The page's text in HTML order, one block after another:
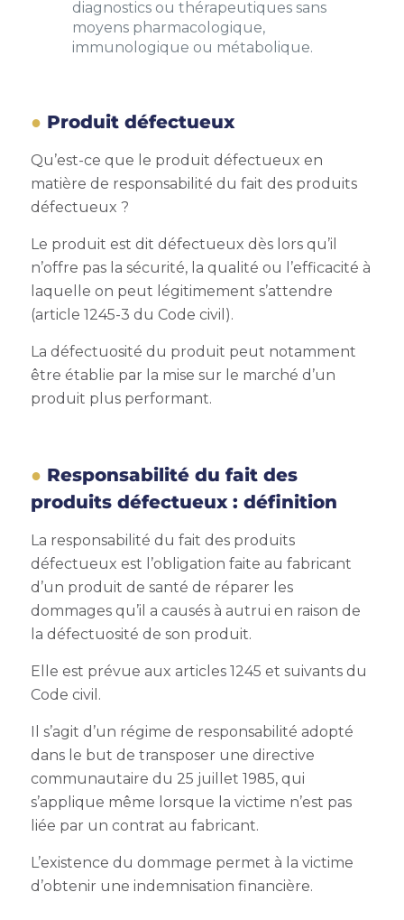
diagnostics ou thérapeutiques sans
moyens pharmacologique,
immunologique ou métabolique.
Produit défectueux
Qu’est-ce que le produit défectueux en
matière de responsabilité du fait des produits
défectueux ?
Le produit est dit défectueux dès lors qu’il
n’offre pas la sécurité, la qualité ou l’efficacité à
laquelle on peut légitimement s’attendre
(article 1245-3 du Code civil).
La défectuosité du produit peut notamment
être établie par la mise sur le marché d’un
produit plus performant.
Responsabilité du fait des
produits défectueux : définition
La responsabilité du fait des produits
défectueux est l’obligation faite au fabricant
d’un produit de santé de réparer les
dommages qu’il a causés à autrui en raison de
la défectuosité de son produit.
Elle est prévue aux articles 1245 et suivants du
Code civil.
Il s’agit d’un régime de responsabilité adopté
dans le but de transposer une directive
communautaire du 25 juillet 1985, qui
s’applique même lorsque la victime n’est pas
liée par un contrat au fabricant.
L’existence du dommage permet à la victime
d’obtenir une indemnisation financière.